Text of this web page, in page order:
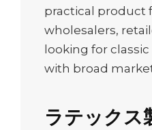
practical product
wholesalers,
looking for
with broad
ラテックス